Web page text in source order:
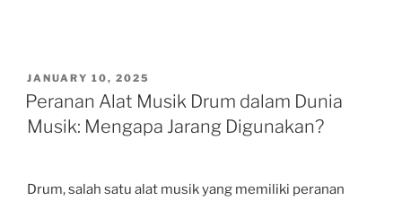
POSTED
ON
JANUARY 10, 2025
Peranan Alat Musik Drum dalam Dunia
Musik: Mengapa Jarang Digunakan?
Drum, salah satu alat musik yang memiliki peranan